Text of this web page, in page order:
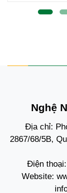
Nghệ
Địa chỉ:
2867/68/5B,
Điện thoại:
Website: